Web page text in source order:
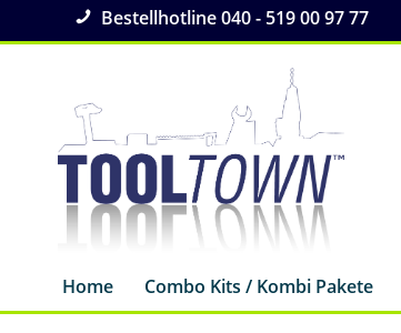
Bestellhotline 040 - 519 00 97 77
Home Combo Kits / Kombi Pakete